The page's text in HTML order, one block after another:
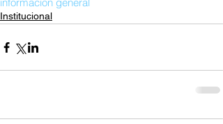
Institucional